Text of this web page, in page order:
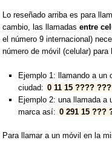
Lo reseñado arriba es para
cambio, las llamadasentre
el número 9 internacional)
número de móvil (celular)
Ejemplo 1: llamando a un
ciudad: 0 11 15 ????
Ejemplo 2: una llamada a
marca así: 0 291 15 ???
Para llamar a un móvil en la